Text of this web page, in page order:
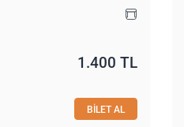
1.400 TL
BİLET AL